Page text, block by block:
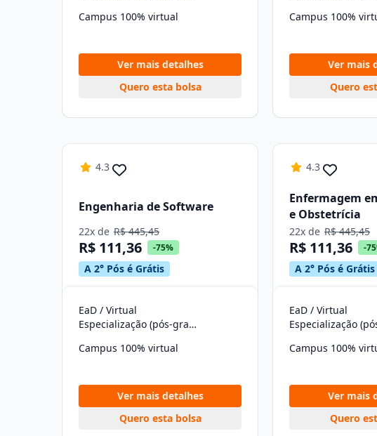
Campus 100% virtual
Ver mais detalhes
Quero esta bolsa
Campus 100%
Ver mais
Quero
4.3
Engenharia de Software
22x de R$ 445,45
R$ 111,36 -75%
A 2° Pós é Grátis
EaD / Virtual
Especialização (pós-graduação)
Campus 100% virtual
Ver mais detalhes
Quero esta bolsa
4.3
Enfermagem
e Obstetrícia
22x de R$ 445,45
R$ 111,36 -
A 2° Pós é Grátis
EaD / Virtual
Campus 100%
Ver mais
Quero